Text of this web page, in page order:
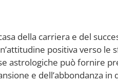
della carriera e del
positiva verso
astrologiche può fornire
e dell’abbondanza